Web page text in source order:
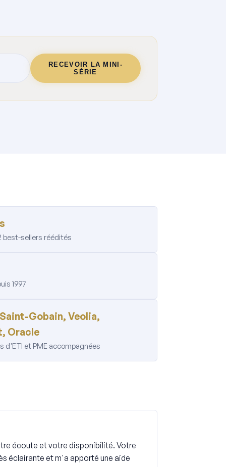
RECEVOIR LA MINI-
SÉRIE
best-sellers réédités
1997
Gobain, Veolia,
Oracle
d'ETI et PME accompagnées
écoute et votre disponibilité. Votre
éclairante et m'a apporté une aide